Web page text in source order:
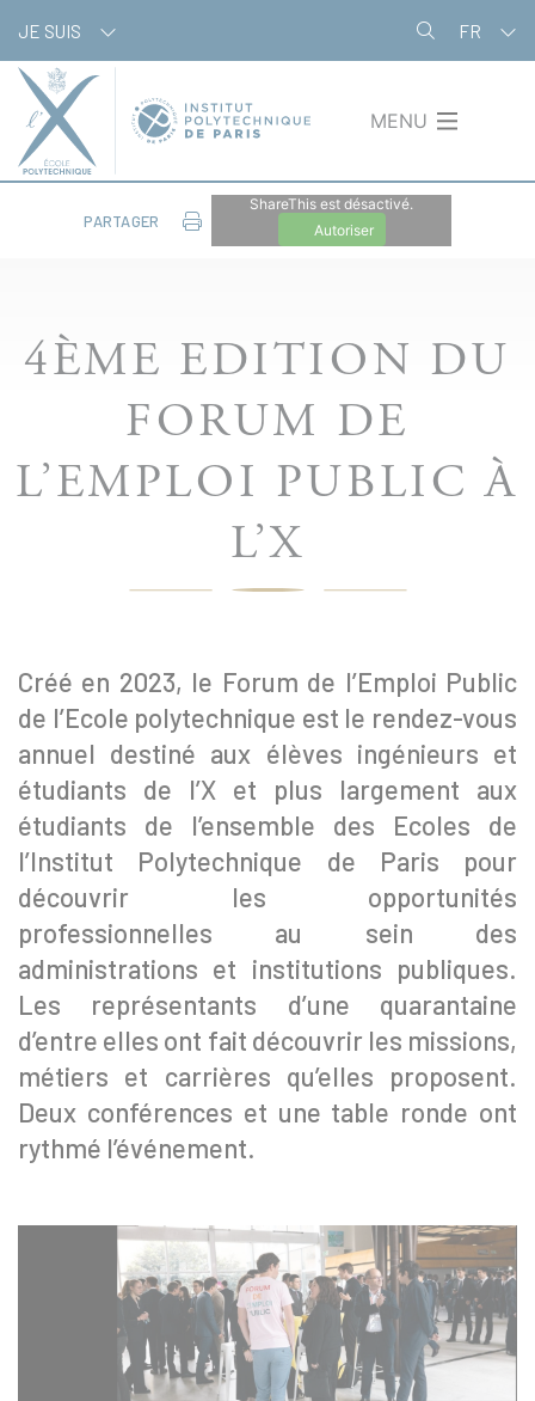
au
contenu
principal
JE SUIS FR
MENU
PARTAGER
ShareThis est désactivé.
Autoriser
4ÈME EDITION DU
FORUM DE
L’EMPLOI PUBLIC À
L’X
Créé en 2023, le Forum de l’Emploi Public
de l’Ecole polytechnique est le rendez-vous
annuel destiné aux élèves ingénieurs et
étudiants de l’X et plus largement aux
étudiants de l’ensemble des Ecoles de
l’Institut Polytechnique de Paris pour
découvrir les opportunités
professionnelles au sein des
administrations et institutions publiques.
Les représentants d’une quarantaine
d’entre elles ont fait découvrir les missions,
métiers et carrières qu’elles proposent.
Deux conférences et une table ronde ont
rythmé l’événement.